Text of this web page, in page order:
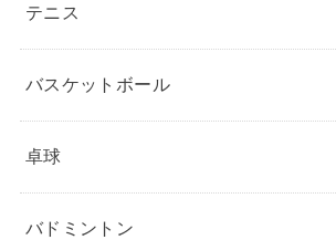
テニス
バスケットボール
卓球
バドミントン